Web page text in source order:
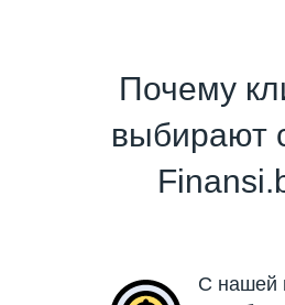
Почему
выбирают
С нашей